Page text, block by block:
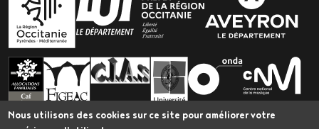
Nous utilisons des cookies sur ce site pour améliorer votre